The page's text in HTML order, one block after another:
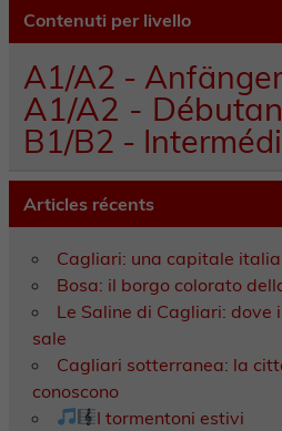
Contenuti per livello
A1/A2 - Anfänger
A1/A2 -
B1/B2 -
Articles récents
Cagliari: una capitale
Bosa: il borgo colorato
Le Saline di Cagliari: dove
sale
Cagliari sotterranea: la
conoscono
I tormentoni estivi